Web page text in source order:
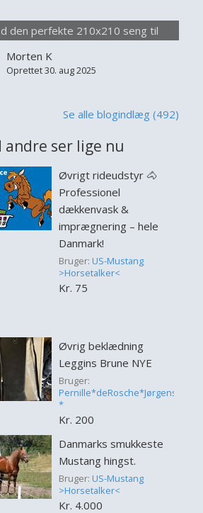
at sove uden at forstyrre hinanden,
dem der blot værdsætter
i deres soveplads. Når man
at købe en 210x210 s...
den perfekte 210x210 seng til
Morten K
Oprettet 30. aug 2025
Se alle blogindlæg (492)
andre ser lige nu
Øvrigt rideudstyr 🐴
Professionel
dækkenvask &
imprægnering – hele
Danmark!
Bruger: US-Mustang
>Horsetalker<
Kr. 75
Øvrig beklædning
Leggins Brune NYE
Bruger:
Pernille*deRosche*Jørgensen
*
Kr. 200
Danmarks smukkeste
Mustang hingst.
Bruger: US-Mustang
>Horsetalker<
Kr. 4.000